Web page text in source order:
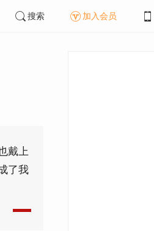
搜索 加入会员
戴上
了我